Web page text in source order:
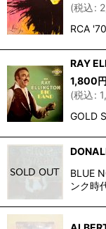
(税込:
RCA
RAY
1,800円
(税込:
GOLD
BLUE
ンク時